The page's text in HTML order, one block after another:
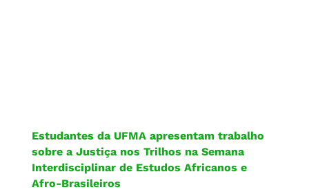
Estudantes da UFMA apresentam trabalho
sobre a Justiça nos Trilhos na Semana
Interdisciplinar de Estudos Africanos e
Afro-Brasileiros